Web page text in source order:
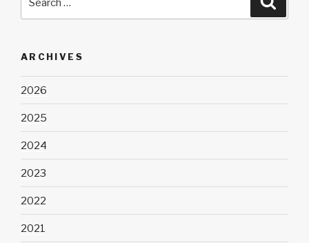
ARCHIVES
2026
2025
2024
2023
2022
2021